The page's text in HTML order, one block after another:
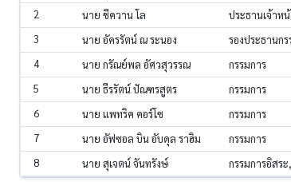
2
นาย ชีควาน โล
ประธานเจ้าห
3
นาย อัครรัตน์ ณ ระนอง
รองประธานก
4
นาย กรัณย์พล อัศวสุวรรณ
กรรมการ
5
นาย ธีรรัตน์ ปัณฑรสูตร
กรรมการ
6
นาย แพทริค คอร์โซ
กรรมการ
7
นาย อัฟซอล บิน อับดุล ราฮิม
กรรมการ
8
นาย สุเจตน์ จันทรังษ์ กรรมการอิสร